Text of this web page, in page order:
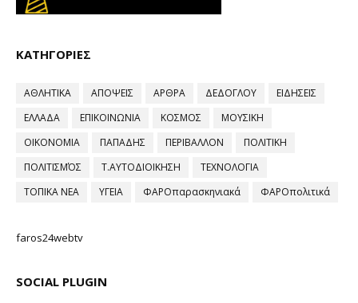
ΚΑΤΗΓΟΡΙΕΣ
ΑΘΛΗΤΙΚΑ ΑΠΟΨΕΙΣ ΑΡΘΡΑ ΔΕΔΟΓΛΟΥ
ΕΙΔΗΣΕΙΣ
ΕΛΛΑΔΑ
ΕΠΙΚΟΙΝΩΝΙΑ ΚΟΣΜΟΣ
ΜΟΥΣΙΚΗ
ΟΙΚΟΝΟΜΙΑ
ΠΑΠΑΔΗΣ ΠΕΡΙΒΑΛΛΟΝ
ΠΟΛΙΤΙΚΗ
ΠΟΛΙΤΙΣΜΌΣ
Τ.ΑΥΤΟΔΙΟΙΚΗΣΗ
ΤΕΧΝΟΛΟΓΙΑ
ΤΟΠΙΚΑ ΝΕΑ
ΥΓΕΙΑ ΦΑΡΟπαρασκηνιακά ΦΑΡΟπολιτικά
faros24webtv
SOCIAL PLUGIN